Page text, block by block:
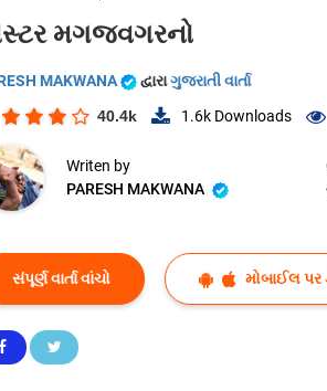
મગજવગરનો
MAKWANA દ્વારાગુજરાતી વાર્તા
40.4k 1.6k Downloads
Writen by
PARESH MAKWANA
સંપૂર્ણ વાર્તા વાંચો મોબાઈલ પર